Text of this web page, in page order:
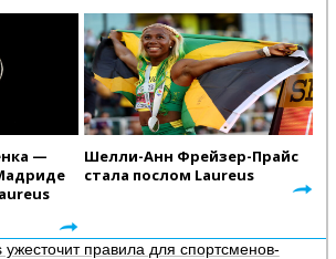
—
Шелли-Анн Фрейзер-Прайс
стала послом Laureus
ужесточит правила для спортсменов-